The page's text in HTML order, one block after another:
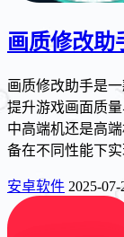
画质修改助
画质修改助手是
提升游戏画面质
中高端机还是高
备在不同性能下
安卓软件 2025-07-